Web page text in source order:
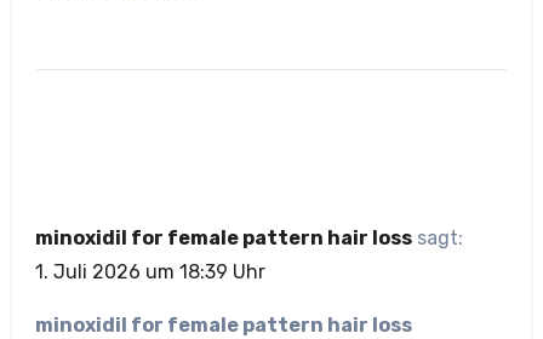
minoxidil for female pattern hair loss sagt:
1. Juli 2026 um 18:39 Uhr
minoxidil for female pattern hair loss